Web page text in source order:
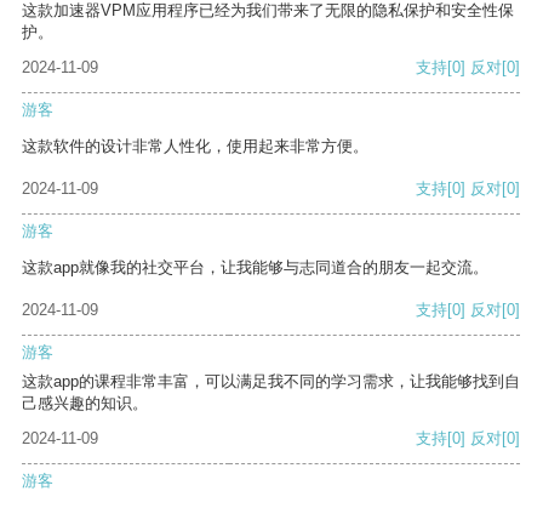
这款加速器VPM应用程序已经为我们带来了无限的隐私保护和安全性保
护。
2024-11-09
支持[0] 反对[0]
游客
这款软件的设计非常人性化，使用起来非常方便。
2024-11-09 支持[0] 反对[0]
游客
这款app就像我的社交平台，让我能够与志同道合的朋友一起交流。
2024-11-09 支持[0] 反对[0]
游客
这款app的课程非常丰富，可以满足我不同的学习需求，让我能够找到自
己感兴趣的知识。
2024-11-09
支持[0] 反对[0]
游客